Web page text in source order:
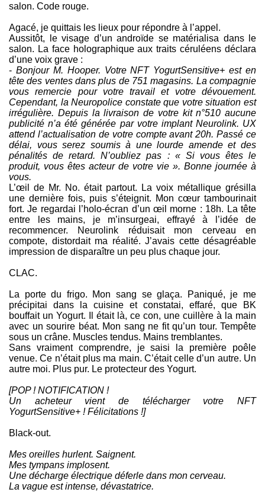
salon. Code rouge.
Agacé, je quittais les lieux pour répondre à l’appel.
Aussitôt, le visage d’un androïde se matérialisa dans le
salon. La face holographique aux traits céruléens déclara
d’une voix grave :
- Bonjour M. Hooper. Votre NFT YogurtSensitive+ est en
tête des ventes dans plus de 751 magasins. La compagnie
vous remercie pour votre travail et votre dévouement.
Cependant, la Neuropolice constate que votre situation est
irrégulière. Depuis la livraison de votre kit n°510 aucune
publicité n’a été générée par votre implant Neurolink. UX
attend l’actualisation de votre compte avant 20h. Passé ce
délai, vous serez soumis à une lourde amende et des
pénalités de retard. N’oubliez pas : « Si vous êtes le
produit, vous êtes acteur de votre vie ». Bonne journée à
vous.
L’œil de Mr. No. était partout. La voix métallique grésilla
une dernière fois, puis s’éteignit. Mon cœur tambourinait
fort. Je regardai l’holo-écran d’un œil morne : 18h. La tête
entre les mains, je m’insurgeai, effrayé à l’idée de
recommencer. Neurolink réduisait mon cerveau en
compote, distordait ma réalité. J’avais cette désagréable
impression de disparaître un peu plus chaque jour.
CLAC.
La porte du frigo. Mon sang se glaça. Paniqué, je me
précipitai dans la cuisine et constatai, effaré, que BK
bouffait un Yogurt. Il était là, ce con, une cuillère à la main
avec un sourire béat. Mon sang ne fit qu’un tour. Tempête
sous un crâne. Muscles tendus. Mains tremblantes.
Sans vraiment comprendre, je saisi la première poêle
venue. Ce n’était plus ma main. C’était celle d’un autre. Un
autre moi. Plus pur. Le protecteur des Yogurt.
[POP ! NOTIFICATION !
Un acheteur vient de télécharger votre NFT
YogurtSensitive+ ! Félicitations !]
Black-out.
Mes oreilles hurlent. Saignent.
Mes tympans implosent.
Une décharge électrique déferle dans mon cerveau.
La vague est intense, dévastatrice.